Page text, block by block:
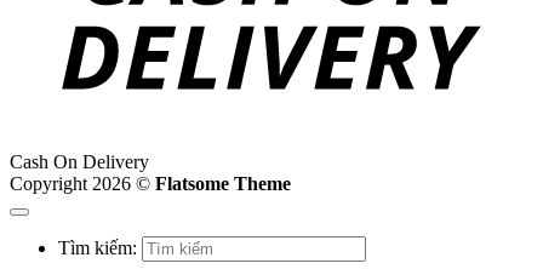
Cash On Delivery
Copyright 2026 © Flatsome Theme
Tìm kiếm: